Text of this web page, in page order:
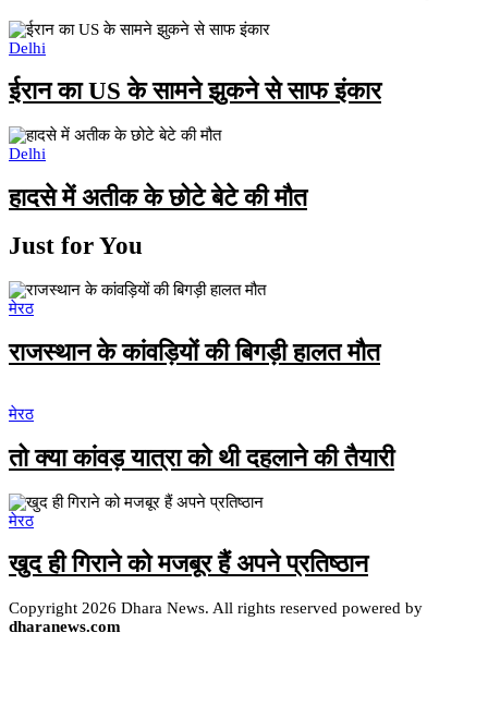
Delhi
ईरान का US के सामने झुकने से साफ इंकार
Delhi
हादसे में अतीक के छोटे बेटे की मौत
Just for You
मेरठ
राजस्थान के कांवड़ियों की बिगड़ी हालत मौत
मेरठ
तो क्या कांवड़ यात्रा को थी दहलाने की तैयारी
मेरठ
खुद ही गिराने को मजबूर हैं अपने प्रतिष्ठान
Copyright 2026 Dhara News. All rights reserved powered by
dharanews.com